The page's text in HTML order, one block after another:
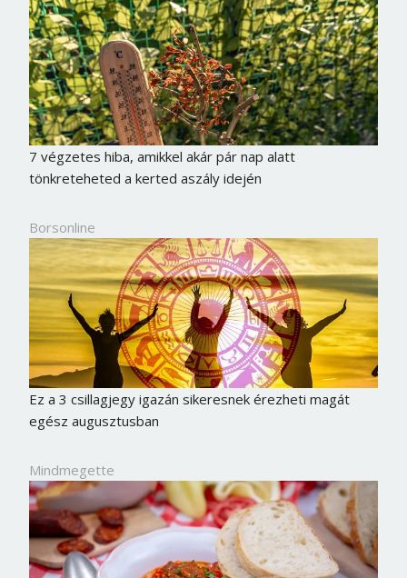
7 végzetes hiba, amikkel akár pár nap alatt
tönkreteheted a kerted aszály idején
Borsonline
Ez a 3 csillagjegy igazán sikeresnek érezheti magát
egész augusztusban
Mindmegette
Borsonline bejelentkezés
E-mail cím vagy felhasználónév